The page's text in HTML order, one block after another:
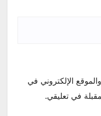
الإلكتروني في
في تعليقي.